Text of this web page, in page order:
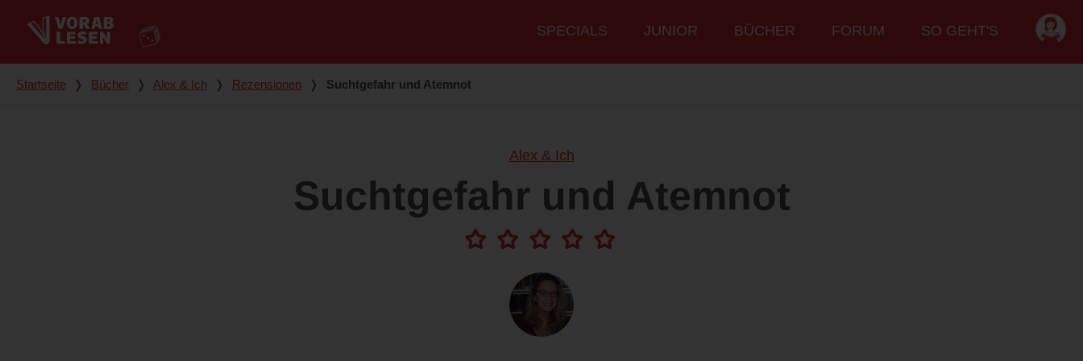
Hauptmenü
SPECIALS JUNIOR BÜCHER FORUM SO GEHT'S
Du bist hier
Startseite ❭ Bücher ❭ Alex & Ich ❭ Rezensionen ❭ Suchtgefahr und Atemnot
Alex & Ich
Suchtgefahr und Atemnot